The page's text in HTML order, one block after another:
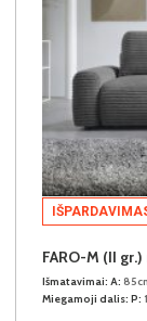
FARO-M (II
Išmatavimai: A:
Miegamoji dalis: P: